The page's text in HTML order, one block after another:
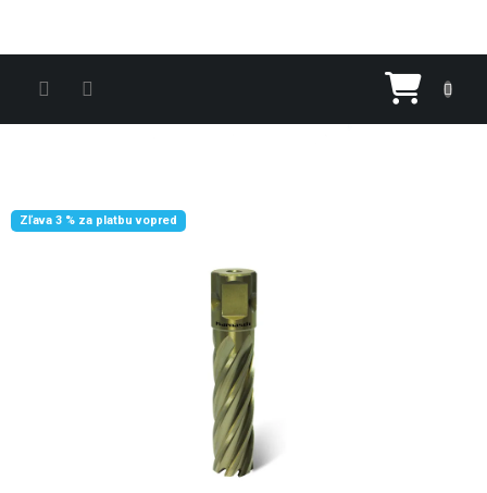
Zľava 3 % za platbu vopred